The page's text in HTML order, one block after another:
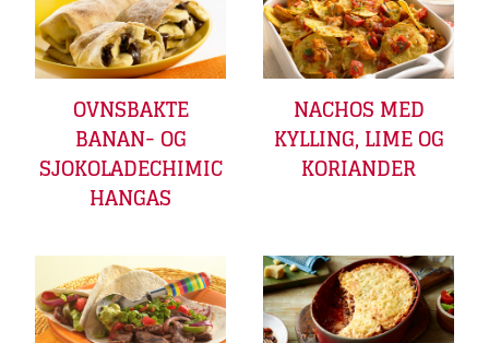
OVNSBAKTE
BANAN- OG
SJOKOLADECHIMIC
HANGAS
NACHOS MED
KYLLING, LIME OG
KORIANDER